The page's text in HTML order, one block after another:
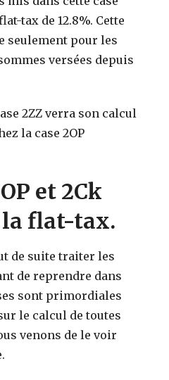
tax de 12.8%. Cette
seulement pour les
versées depuis
2ZZ verra son calcul
la case 2OP
et 2Ck
flat-tax.
de suite traiter les
de reprendre dans
sont primordiales
le calcul de toutes
venons de le voir